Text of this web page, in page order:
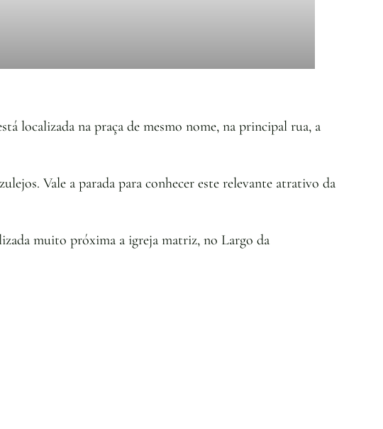
localizada na praça de mesmo nome, na principal rua, a
Vale a parada para conhecer este relevante atrativo da
muito próxima a igreja matriz, no Largo da